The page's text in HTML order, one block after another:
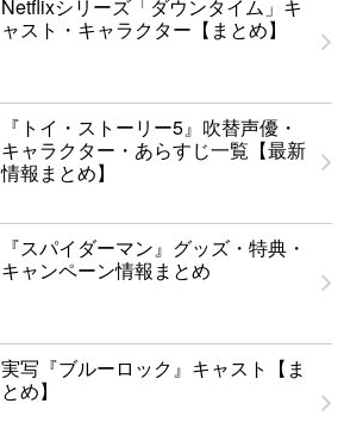
Netflixシリーズ「ダウンタイム」キ
ャスト・キャラクター【まとめ】
『トイ・ストーリー5』吹替声優・
キャラクター・あらすじ一覧【最新
情報まとめ】
『スパイダーマン』グッズ・特典・
キャンペーン情報まとめ
実写『ブルーロック』キャスト【ま
とめ】